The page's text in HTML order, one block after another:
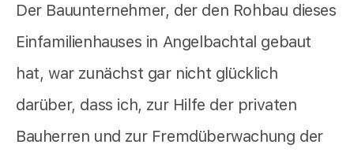
Der Bauunternehmer, der den Rohbau dieses
Einfamilienhauses in Angelbachtal gebaut
hat, war zunächst gar nicht glücklich
darüber, dass ich, zur Hilfe der privaten
Bauherren und zur Fremdüberwachung der